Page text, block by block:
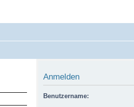
Anmelden
Benutzername: